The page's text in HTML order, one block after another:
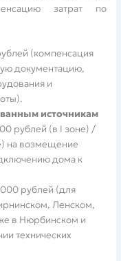
затрат по
(компенсация
документацию,
и
источникам
рублей (в I зоне) /
на возмещение
дома к
рублей (для
Ленском,
в Нюрбинском и
технических